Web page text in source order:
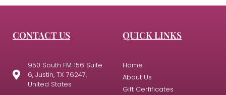
CONTACT US
950 South FM 156 Suite
6, Justin, TX 76247,
United States
QUICK LINKS
Home
About Us
Gift Cerfificates